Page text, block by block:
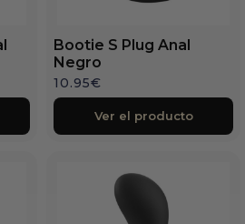
Bootie S Plug Anal
Negro
10.95€
Ver el producto